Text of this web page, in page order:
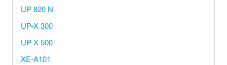
UP 820 N
UP-X 300
UP-X 500
XE-A101